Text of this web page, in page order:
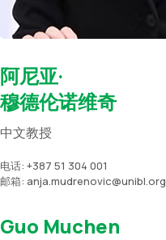
阿尼亚·
穆德伦诺维奇
中文教授
电话: +387 51 304 001
邮箱: anja.mudrenovic@unibl.org
Guo Muchen